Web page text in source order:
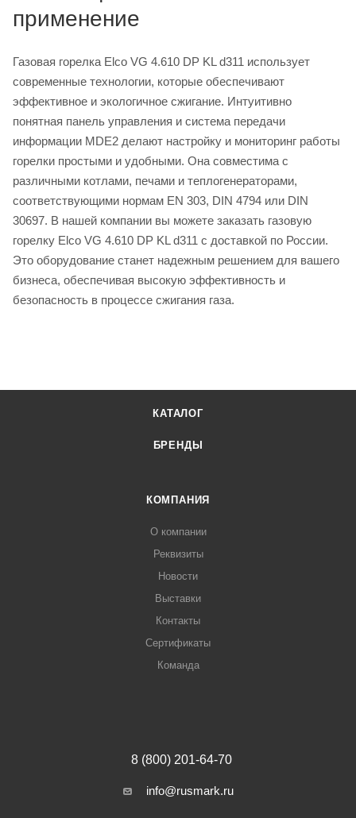
применение
Газовая горелка Elco VG 4.610 DP KL d311 использует
современные технологии, которые обеспечивают
эффективное и экологичное сжигание. Интуитивно
понятная панель управления и система передачи
информации MDE2 делают настройку и мониторинг работы
горелки простыми и удобными. Она совместима с
различными котлами, печами и теплогенераторами,
соответствующими нормам EN 303, DIN 4794 или DIN
30697. В нашей компании вы можете заказать газовую
горелку Elco VG 4.610 DP KL d311 с доставкой по России.
Это оборудование станет надежным решением для вашего
бизнеса, обеспечивая высокую эффективность и
безопасность в процессе сжигания газа.
КАТАЛОГ
БРЕНДЫ
КОМПАНИЯ
О компании
Реквизиты
Новости
Выставки
Контакты
Сертификаты
Команда
8 (800) 201-64-70
info@rusmark.ru